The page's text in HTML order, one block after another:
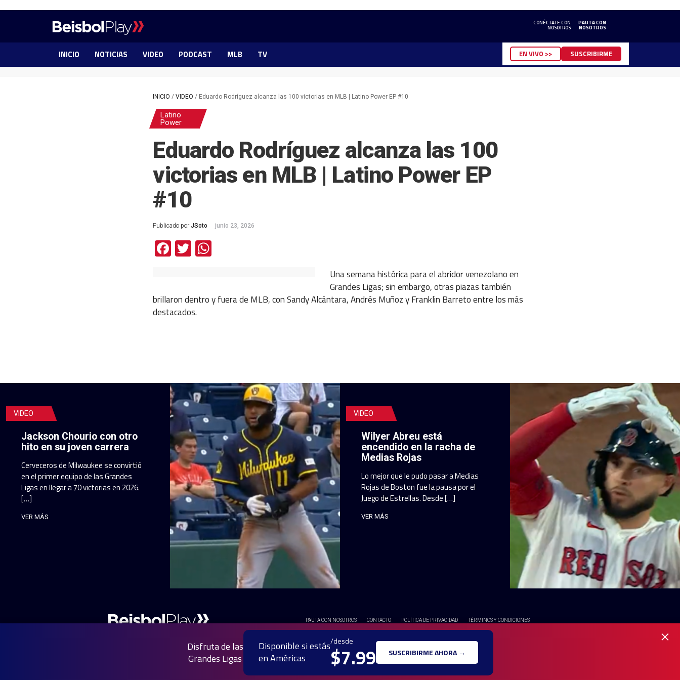
CONÉCTATE CON
NOSOTROS
PAUTA CON
NOSOTROS
INICIO NOTICIAS VIDEO PODCAST MLB TV EN VIVO >> SUSCRIBIRME
INICIO /VIDEO / Eduardo Rodríguez alcanza las 100 victorias en MLB | Latino Power EP #10
Latino
Power
Eduardo Rodríguez alcanza las 100
victorias en MLB | Latino Power EP
#10
Publicado porJSoto junio 23, 2026
Facebook
Twitter
Una semana histórica para el abridor venezolano en
Grandes Ligas; sin embargo, otras piazas también
brillaron dentro y fuera de MLB, con Sandy Alcántara, Andrés Muñoz y Franklin Barreto entre los más
destacados.
VIDEO
Jackson Chourio con otro
hito en su joven carrera
Cerveceros de Milwaukee se convirtió
en el primer equipo de las Grandes
Ligas en llegar a 70 victorias en 2026.
[…]
VER MÁS
VIDEO
Wilyer Abreu está
encendido en la racha de
Medias Rojas
Lo mejor que le pudo pasar a Medias
Rojas de Boston fue la pausa por el
Juego de Estrellas. Desde […]
VER MÁS
PAUTA CON NOSOTROS CONTACTO POLÍTICA DE PRIVACIDAD TÉRMINOS Y CONDICIONES
© 2025 TODOS LOS DERECHOS RESERVADOS - UNA MARCA REGISTRADA DE Ole Interactive LLC
Disfruta de las
Grandes Ligas
Disponible si estás
en Américas
/desde
$7.99 SUSCRIBIRME AHORA →
×